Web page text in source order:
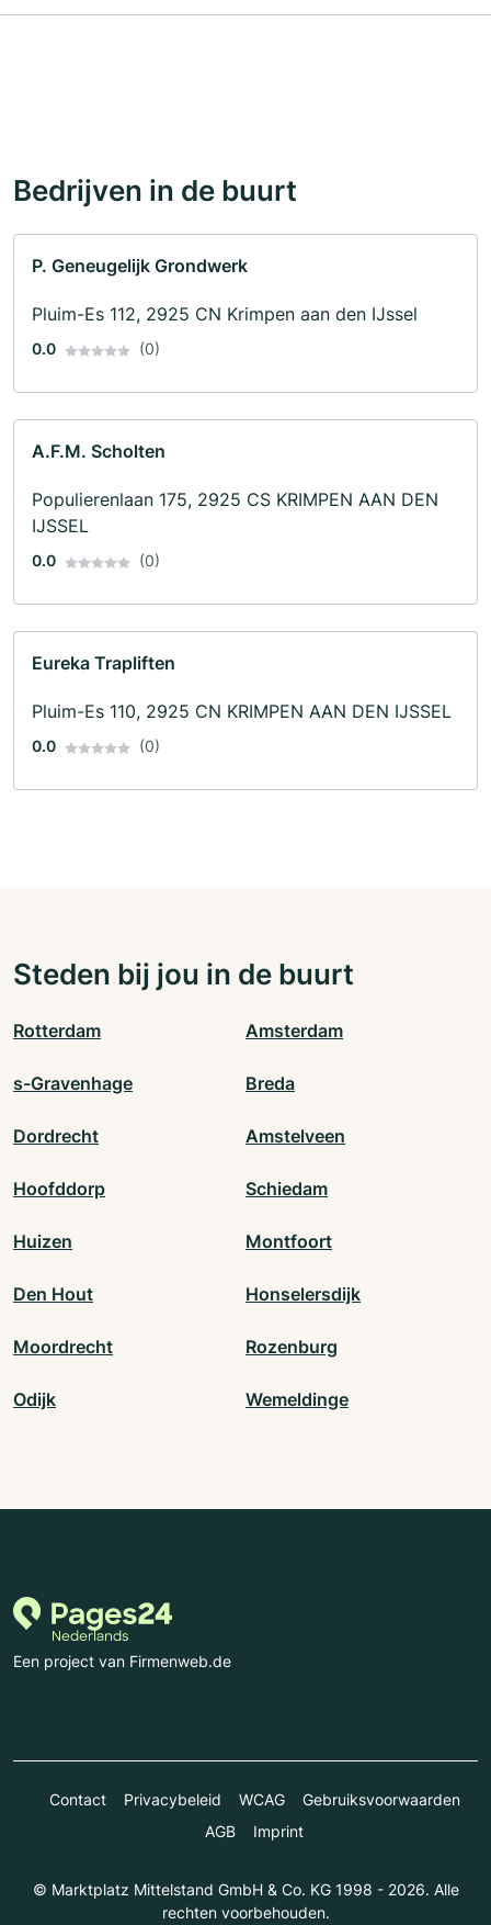
Bedrijven in de buurt
P. Geneugelijk Grondwerk
Pluim-Es 112, 2925 CN Krimpen aan den IJssel
0.0 (0)
A.F.M. Scholten
Populierenlaan 175, 2925 CS KRIMPEN AAN DEN
IJSSEL
0.0 (0)
Eureka Trapliften
Pluim-Es 110, 2925 CN KRIMPEN AAN DEN IJSSEL
0.0 (0)
Steden bij jou in de buurt
Rotterdam Amsterdam
s-Gravenhage Breda
Dordrecht Amstelveen
Hoofddorp Schiedam
Huizen Montfoort
Den Hout Honselersdijk
Moordrecht Rozenburg
Odijk Wemeldinge
Een project van Firmenweb.de
Contact Privacybeleid WCAG
Gebruiksvoorwaarden
AGB
Imprint
© Marktplatz Mittelstand GmbH & Co. KG 1998 - 2026. Alle
rechten voorbehouden.